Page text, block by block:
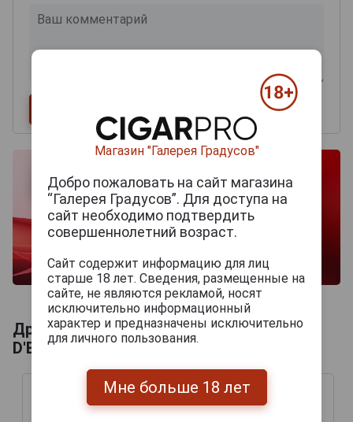
Другие продукты бренда CHEVALIER
D'ESPALET
Магазин "Галерея Градусов"
Добро пожаловать на сайт магазина
“Галерея Градусов”. Для доступа на
сайт необходимо подтвердить
совершеннолетний возраст.
Сайт содержит информацию для лиц
старше 18 лет. Сведения, размещенные на
сайте, не являются рекламой, носят
исключительно информационный
характер и предназначены исключительно
для личного пользования.
Мне больше 18 лет